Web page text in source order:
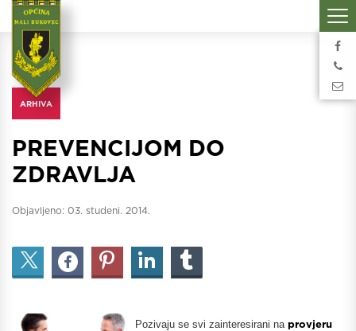
ARHIVA
PREVENCIJOM DO
ZDRAVLJA
Objavljeno: 03. studeni. 2014.
Pozivaju se svi zainteresirani na provjeru